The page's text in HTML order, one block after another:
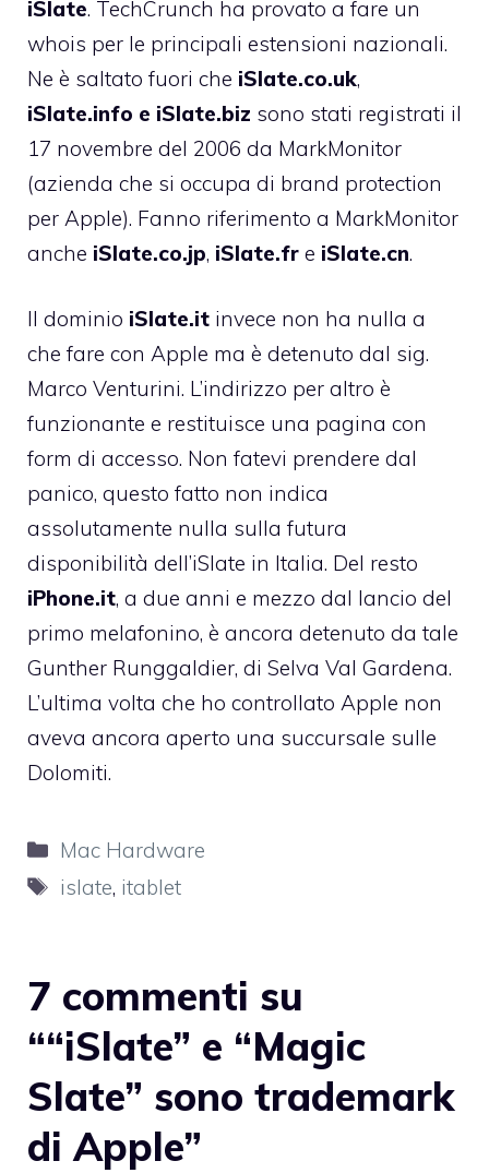
iSlate. TechCrunch ha provato a fare un
whois per le principali estensioni nazionali.
Ne è saltato fuori che iSlate.co.uk,
iSlate.info e iSlate.biz sono stati registrati il
17 novembre del 2006 da MarkMonitor
(azienda che si occupa di brand protection
per Apple). Fanno riferimento a MarkMonitor
anche iSlate.co.jp, iSlate.fr e iSlate.cn.
Il dominio iSlate.it invece non ha nulla a
che fare con Apple ma è detenuto dal sig.
Marco Venturini. L’indirizzo per altro è
funzionante e restituisce una pagina con
form di accesso. Non fatevi prendere dal
panico, questo fatto non indica
assolutamente nulla sulla futura
disponibilità dell’iSlate in Italia. Del resto
iPhone.it, a due anni e mezzo dal lancio del
primo melafonino, è ancora detenuto da tale
Gunther Runggaldier, di Selva Val Gardena.
L’ultima volta che ho controllato Apple non
aveva ancora aperto una succursale sulle
Dolomiti.
Categorie
Mac Hardware
Tag
islate, itablet
7 commenti su
““iSlate” e “Magic
Slate” sono trademark
di Apple”